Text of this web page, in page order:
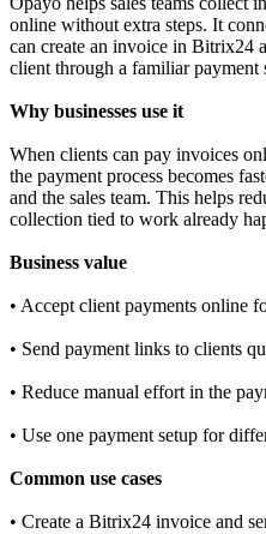
online without extra steps. It
can create an invoice in Bitrix24
client through a familiar payment
Why businesses use it
When clients can pay invoices
the payment process becomes
and the sales team. This helps
collection tied to work already
Business value
• Accept client payments online
• Send payment links to clients
• Reduce manual effort in the
• Use one payment setup for
Common use cases
• Create a Bitrix24 invoice and